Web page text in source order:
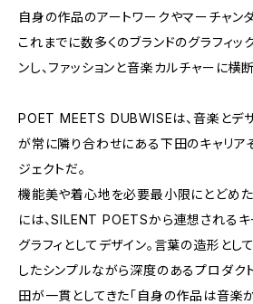
自身の作品のアートワークやマーチャン
これまでに数多くのブランドのグラフィ
ンし、ファッションと音楽カルチャーに横
POET MEETS DUBWISEは、音楽とデザ
が常に隣り合わせにある下田のキャリア
ジェクトだ。
機能美や着心地を必要最小限にとどめ
には、SILENT POETSから連想される
グラフィとしてデザイン。言葉の造形と
したシンプルながら深度のあるプロダク
田が一貫としてきた「自身の作品は音楽